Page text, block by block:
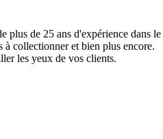
de 25 ans d'expérience dans
à collectionner et bien plus encore.
les yeux de vos clients.